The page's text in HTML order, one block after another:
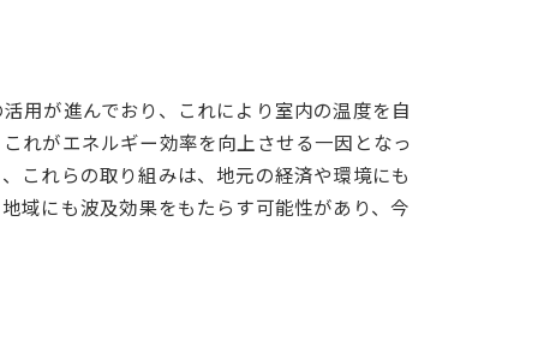
用が進んでおり、これにより室内の温度を自
れがエネルギー効率を向上させる一因となっ
これらの取り組みは、地元の経済や環境にも
域にも波及効果をもたらす可能性があり、今